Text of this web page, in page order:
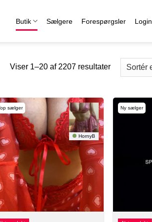
Butik Sælgere Forespørgsler Login
Viser 1–20 af 2207 resultater
sælger
HornyB
Ny sælger